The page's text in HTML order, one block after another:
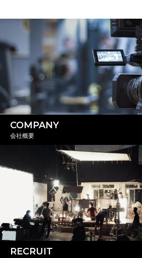
COMPANY
会社概要
RECRUIT